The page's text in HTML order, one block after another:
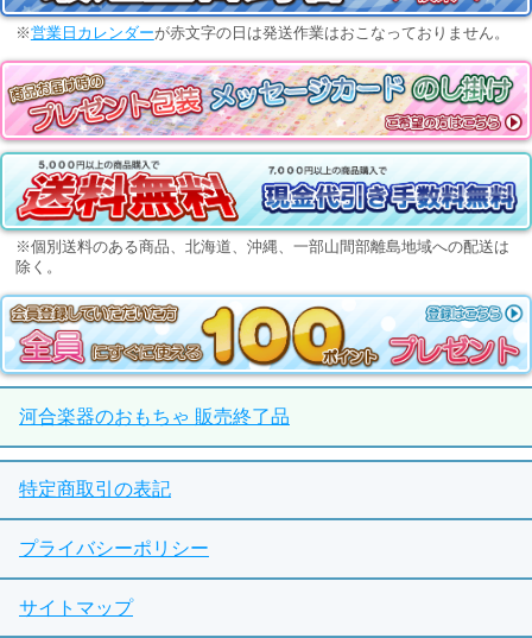
※営業日カレンダーが赤文字の日は発送作業はおこなっておりません。
※個別送料のある商品、北海道、沖縄、一部山間部離島地域への配送は
除く。
河合楽器のおもちゃ 販売終了品
特定商取引の表記
プライバシーポリシー
サイトマップ